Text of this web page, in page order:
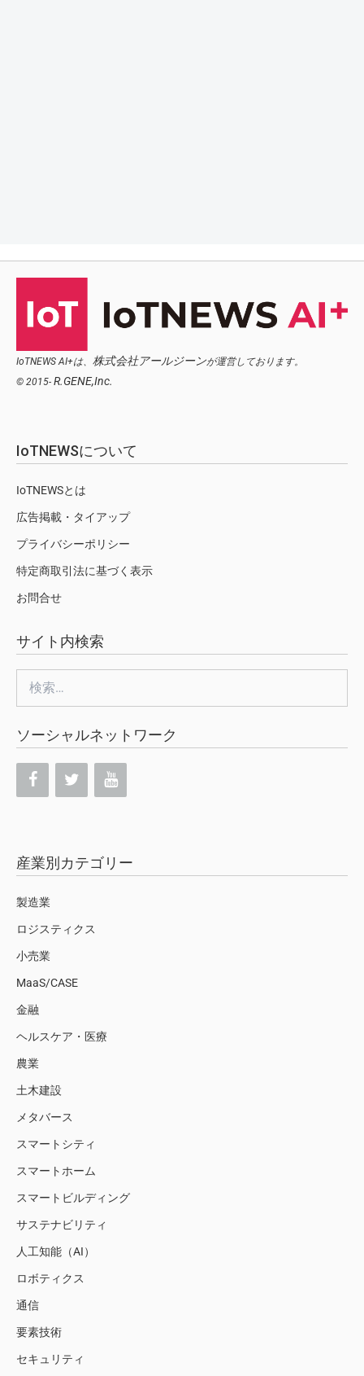
IoTNEWS AI+は、 株式会社アールジーンが運営しております。
© 2015- R.GENE,Inc.
IoTNEWSについて
IoTNEWSとは
広告掲載・タイアップ
プライバシーポリシー
特定商取引法に基づく表示
お問合せ
サイト内検索
索:
ソーシャルネットワーク
産業別カテゴリー
製造業
ロジスティクス
小売業
MaaS/CASE
金融
ヘルスケア・医療
農業
土木建設
メタバース
スマートシティ
スマートホーム
スマートビルディング
サステナビリティ
人工知能（AI）
ロボティクス
通信
要素技術
セキュリティ